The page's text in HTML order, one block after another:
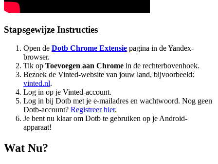
Stapsgewijze Instructies
Open de Dotb Chrome Extensie pagina in de Yandex-
browser.
Tik op Toevoegen aan Chrome in de rechterbovenhoek.
Bezoek de Vinted-website van jouw land, bijvoorbeeld:
vinted.nl.
Log in op je Vinted-account.
Log in bij Dotb met je e-mailadres en wachtwoord. Nog geen
Dotb-account? Registreer hier.
Je bent nu klaar om Dotb te gebruiken op je Android-
apparaat!
Wat Nu?